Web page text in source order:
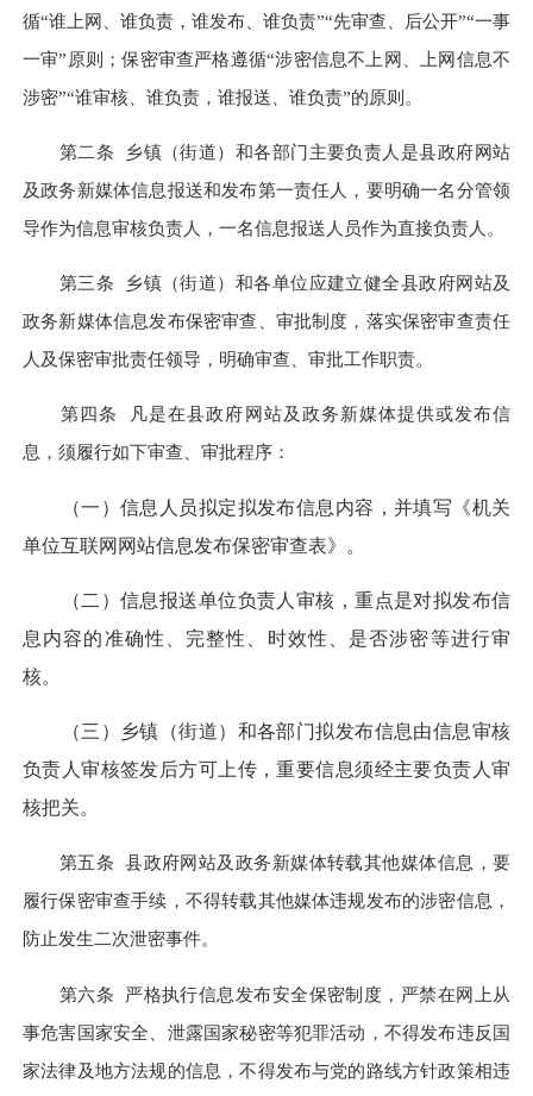
循“谁上网、谁负责，谁发布、谁负责”“先审查、后公开”“一事
一审”原则；保密审查严格遵循“涉密信息不上网、上网信息不
涉密”“谁审核、谁负责，谁报送、谁负责”的原则。
第二条
乡镇（街道）和各部门主要负责人是县政府网站
及政务新媒体信息报送和发布第一责任人，要明确一名分管领
导作为信息审核负责人，一名信息报送人员作为直接负责人。
第三条
乡镇（街道）和各单位应建立健全县政府网站及
政务新媒体信息发布保密审查、审批制度，落实保密审查责任
人及保密审批责任领导，明确审查、审批工作职责。
第四条
凡是在县政府网站及政务新媒体提供或发布信
息，须履行如下审查、审批程序：
（一）信息人员拟定拟发布信息内容，并填写《机关
单位互联网网站信息发布保密审查表》。
（二）信息报送单位负责人审核，重点是对拟发布信
息内容的准确性、完整性、时效性、是否涉密等进行审
核。
（三）乡镇（街道）和各部门拟发布信息由信息审核
负责人审核签发后方可上传，重要信息须经主要负责人审
核把关。
第五条 县政府网站及政务新媒体转载其他媒体信息，要
履行保密审查手续，不得转载其他媒体违规发布的涉密信息，
防止发生二次泄密事件。
第六条
严格执行信息发布安全保密制度，严禁在网上从
事危害国家安全、泄露国家秘密等犯罪活动，不得发布违反国
家法律及地方法规的信息，不得发布与党的路线方针政策相违